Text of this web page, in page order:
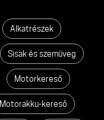
Alkatrészek
Sisak és szemüveg
Motorkereső
Motorakku-kereső